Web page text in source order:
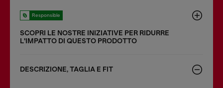
Responsible
SCOPRI LE NOSTRE INIZIATIVE PER RIDURRE
LʹIMPATTO DI QUESTO PRODOTTO
DESCRIZIONE, TAGLIA E FIT